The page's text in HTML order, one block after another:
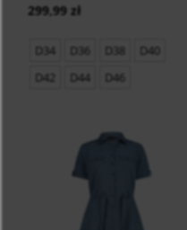
299,99 zł
D34 D36 D38
D40
D42
D44 D46